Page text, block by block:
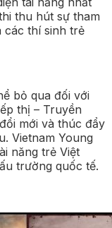
thu hút sự tham
các thí sinh trẻ
bỏ qua đối với
thị – Truyền
mới và thúc đẩy
Vietnam Young
năng trẻ Việt
trường quốc tế.